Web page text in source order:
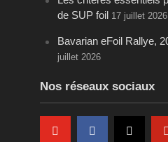
de SUP foil 17 juillet 2026
Bavarian eFoil Rallye,
juillet 2026
Nos réseaux sociaux